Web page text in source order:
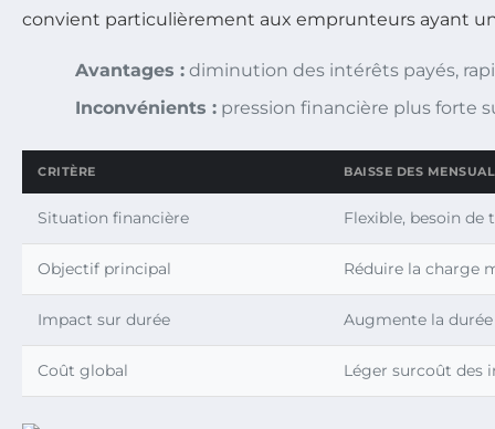
convient particulièrement aux emprunteurs ayant
Avantages : diminution des intérêts payés,
Inconvénients : pression financière plus forte
CRITÈRE BAISSE DES
Situation financière Flexible, besoin de
Objectif principal Réduire la charge
Impact sur durée Augmente la
Coût global Léger surcoût des